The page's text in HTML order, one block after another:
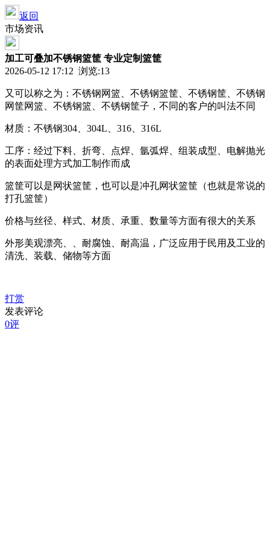
返回
市场资讯
加工可叠加不锈钢篮筐 专业定制篮筐
2026-05-12 17:12 浏览:13
又可以称之为：不锈钢网篮、不锈钢篮筐、不锈钢筐、不锈钢
网筐网篮、不锈钢篮、不锈钢筐子，不同的客户的叫法不同
材质：不锈钢304 304L 316 316L
工序：经过下料、折弯、点焊、氩弧焊、组装成型、电解抛光
的表面处理方式加工制作而成
篮筐可以是网状篮筐，也可以是冲孔网状篮筐（也就是常说的
打孔篮筐）
价格与丝径、样式、材质、承重、数量等方面有很大的关系
外形美观漂亮、、耐腐蚀、耐高温，广泛应用于民用及工业的
清洗、装载、储物等方面
打赏
发表评论
0评